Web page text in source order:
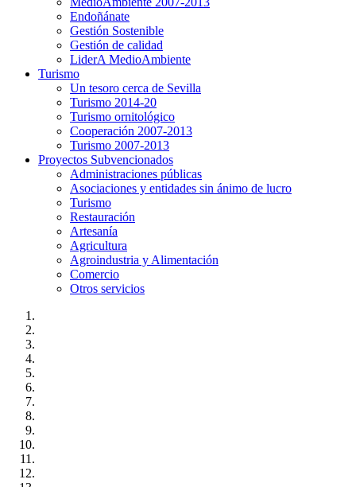
Endoñánate
Gestión Sostenible
Gestión de calidad
LiderA MedioAmbiente
Turismo
Un tesoro cerca de Sevilla
Turismo 2014-20
Turismo ornitológico
Cooperación 2007-2013
Turismo 2007-2013
Proyectos Subvencionados
Administraciones públicas
Asociaciones y entidades sin ánimo de lucro
Turismo
Restauración
Artesanía
Agricultura
Agroindustria y Alimentación
Comercio
Otros servicios